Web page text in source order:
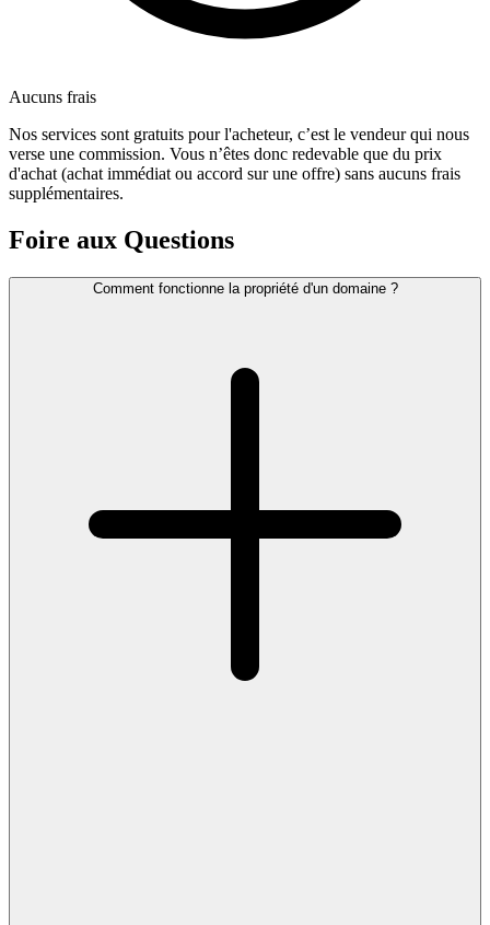
Aucuns frais
Nos services sont gratuits pour l'acheteur, c’est le vendeur qui nous
verse une commission. Vous n’êtes donc redevable que du prix
d'achat (achat immédiat ou accord sur une offre) sans aucuns frais
supplémentaires.
Foire aux Questions
Comment fonctionne la propriété d'un domaine ?